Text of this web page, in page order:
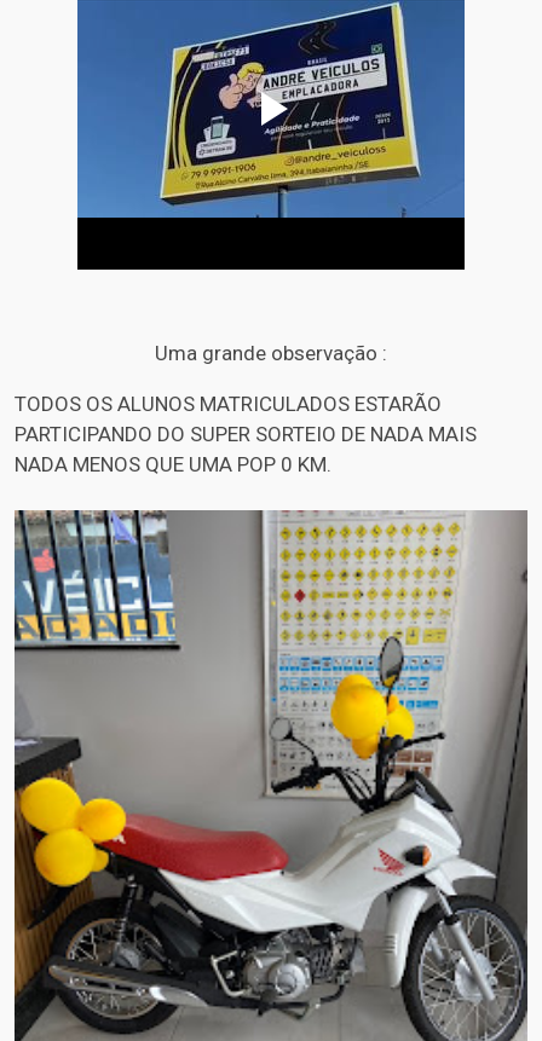
Uma grande observação :
TODOS OS ALUNOS MATRICULADOS ESTARÃO
PARTICIPANDO DO SUPER SORTEIO DE NADA MAIS
NADA MENOS QUE UMA POP 0 KM.